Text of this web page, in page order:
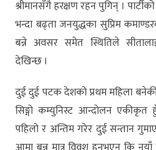
श्रीमानसँगै हरक्षण रहन पुगिन् ।
भन्दा बढ्ता जनयुद्धका सुप्रिम
बन्ने अवसर समेत स्थितिले
देखिन्छ ।
दुई दुई पटक देशको प्रथम महिला
सिङ्गो कम्युनिस्ट आन्दोलन एकीकृत
पहिलो र अन्तिम गरेर दुई सन्तान